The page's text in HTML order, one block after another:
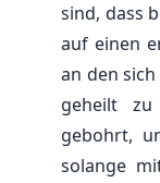
sind, dass
auf einen
an den
geheilt
gebohrt,
solange